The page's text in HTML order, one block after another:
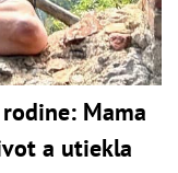
Mama
a utiekla